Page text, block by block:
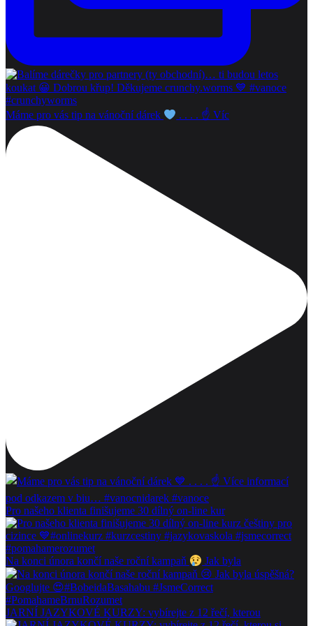
Máme pro vás tip na vánoční dárek . . . . ☝ Víc
Pro našeho klienta finišujeme 30 dílný on-line kur
Na konci února končí naše roční kampaň Jak byla
JARNÍ JAZYKOVÉ KURZY: vybírejte z 12 řečí, kterou